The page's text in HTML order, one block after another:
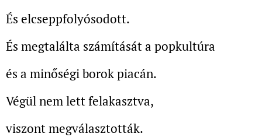
És elcseppfolyósodott.
És megtalálta számítását a popkultúra
és a minőségi borok piacán.
Végül nem lett felakasztva,
viszont megválasztották.